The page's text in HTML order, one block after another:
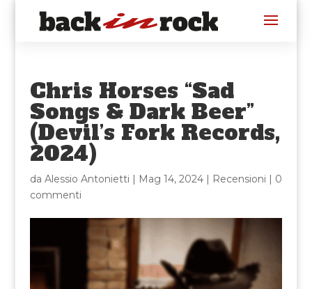
Chris Horses “Sad
Songs & Dark Beer”
(Devil’s Fork Records,
2024)
da Alessio Antonietti | Mag 14, 2024| Recensioni | 0
commenti